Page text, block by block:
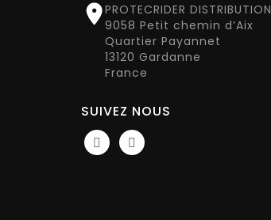
PROTECRIDER DISTRIBUTION
9058 Petit chemin d’Aix
Quartier Payannet
13120 Gardanne
France
SUIVEZ NOUS